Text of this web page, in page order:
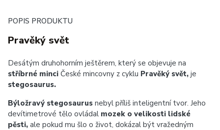
POPIS PRODUKTU
Pravěký svět
Desátým druhohorním ještěrem, který se objevuje na
stříbrné minci České mincovny z cyklu Pravěký svět, je
stegosaurus.
Býložravý stegosaurus nebyl příliš inteligentní tvor. Jeho
devítimetrové tělo ovládal mozek o velikosti lidské
pěsti, ale pokud mu šlo o život, dokázal být vražedným